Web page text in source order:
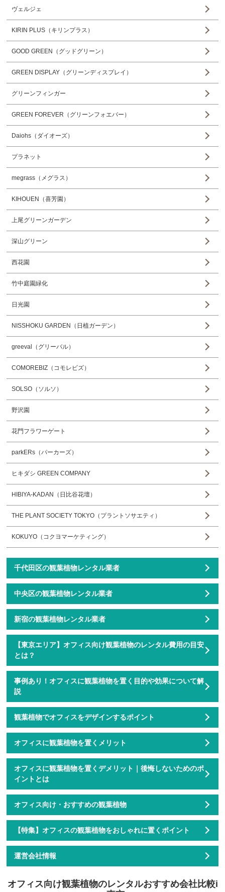
ヴェルジェ
KIRIN PLUS（キリンプラス）
GOOD GREEN（グッドグリーン）
GREEN DISPLAY（グリーンディスプレイ）
グリーンフィンガー
GREEN FOREVER（グリーンフォエバー）
Daiohs（ダイオーズ）
プラネット
megrass（メグラス）
KIHOUEN（喜芳園）
上尾グリーンガーデン
深山グリーン
西花園
竹中庭園緑化
日光園
NISSHOKU GARDEN（日植ガーデン）
greeval（グリーバル）
COMOREBIZ（コモレビズ）
SOLSO（ソルソ）
野沢園
花門フラワーゲート
parkERs（パーカーズ）
ヒキダシ GREEN COMPANY
HIBIYA-KADAN（日比谷花壇）
THE PLANT SOCIETY TOKYO（プラントソサエティ）
KOKUYO（コクヨマーケティング）
千代田区の観葉植物レンタル業者
中央区の観葉植物レンタル業者
新宿の観葉植物レンタル業者
【東京エリア】オフィス向け観葉植物のレンタル費用の目安
とは？
事例あり！オフィスに観葉植物を置く目的や効果について解
説
観葉植物でオフィスをデザインするポイント
オフィスに観葉植物を置くメリット
オフィスに観葉植物を置くデメリット｜後悔しないためのポ
イントとは
オフィス向け・おすすめの観葉植物
【特集】オフィスの観葉植物をおしゃれに置くポイント
運営会社情報
オフィス向け観葉植物のレンタルおすすめ会社比較i